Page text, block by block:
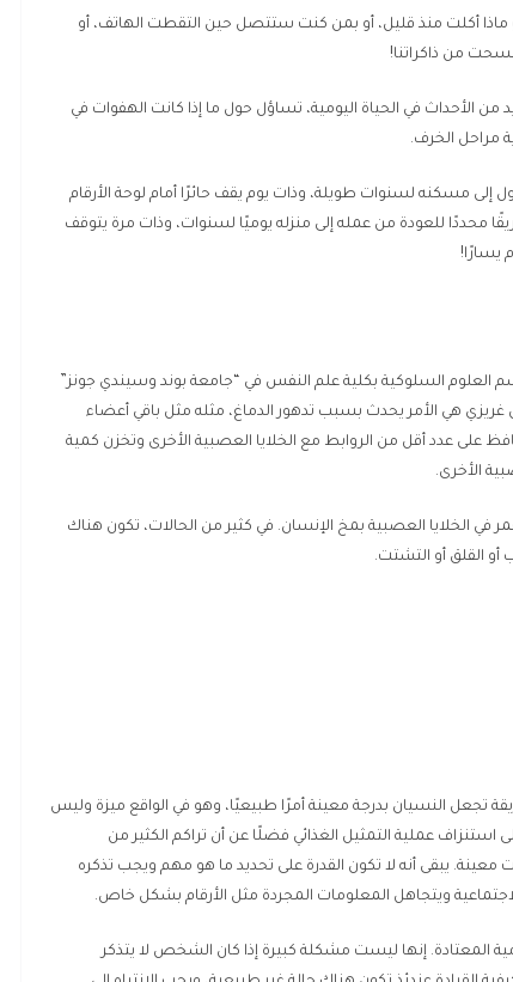
أكلت منذ قليل، أو بمن كنت ستتصل حين التقطت الهاتف، أو
من ذاكراتنا!
من الأحداث في الحياة اليومية، تساؤل حول ما إذا كانت الهفوات في
مراحل الخرف.
مسكنه لسنوات طويلة، وذات يوم يقف حائرًا أمام لوحة الأرقام
للعودة من عمله إلى منزله يوميًا لسنوات، وذات مرة يتوقف
يسارًا!
العلوم السلوكية بكلية علم النفس في “جامعة بوند وسيندي جونز”
غريزي هي الأمر يحدث بسبب تدهور الدماغ، مثله مثل باقي أعضاء
على عدد أقل من الروابط مع الخلايا العصبية الأخرى وتخزن كمية
الأخرى.
في الخلايا العصبية بمخ الإنسان. في كثير من الحالات، تكون هناك
القلق أو التشتت.
تجعل النسيان بدرجة معينة أمرًا طبيعيًا، وهو في الواقع ميزة وليس
استنزاف عملية التمثيل الغذائي فضلًا عن أن تراكم الكثير من
يبقى أنه لا تكون القدرة على تحديد ما هو مهم ويجب تذكره
ويتجاهل المعلومات المجردة مثل الأرقام بشكل خاص.
المعتادة. إنها ليست مشكلة كبيرة إذا كان الشخص لا يتذكر